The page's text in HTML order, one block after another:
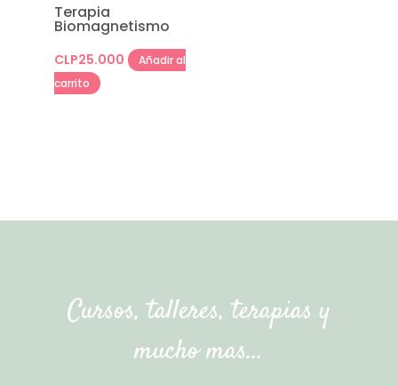
Terapia
Biomagnetismo
CLP25.000
Añadir al
carrito
Cursos, talleres, terapias y
mucho mas…